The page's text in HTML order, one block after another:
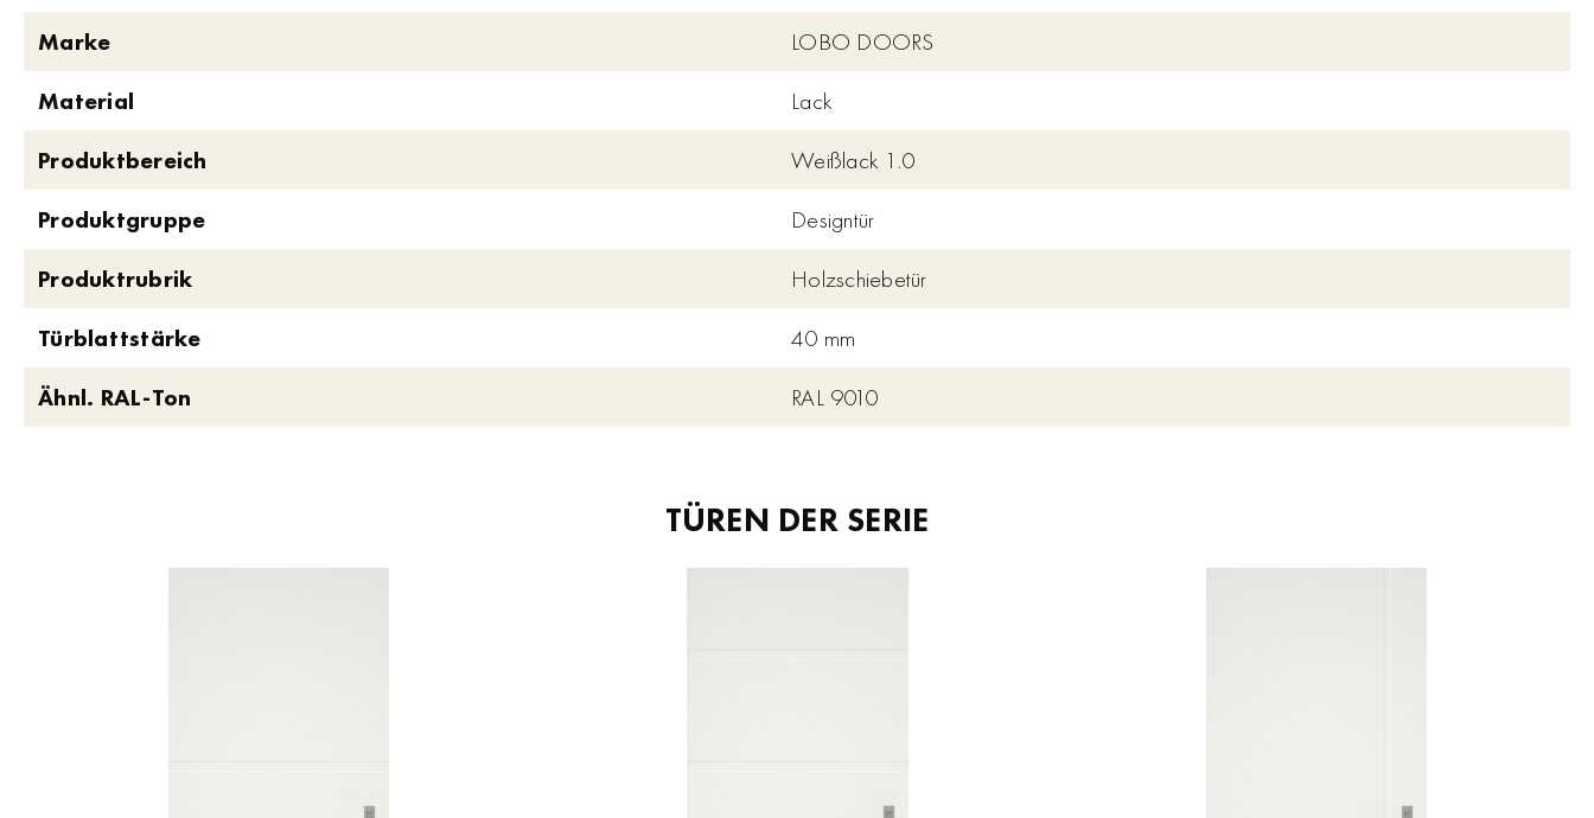
Marke
LOBO DOORS
Material
Lack
Produktbereich
Weißlack 1.0
Produktgruppe
Designtür
Produktrubrik
Holzschiebetür
Türblattstärke
40 mm
Ähnl. RAL-Ton
RAL 9010
TÜREN DER SERIE